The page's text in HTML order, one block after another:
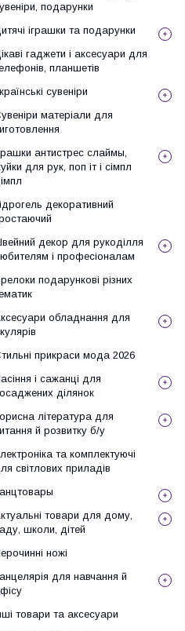
подарунки
іграшки та подарунки
гаджети і аксесуари для
планшетів
сувеніри
матеріали для
антистрес слаймы,
для рук, поп іт і сімпл
декоративний
декор для рукоділля
і професіоналам
подарункові різних
обладнання для
прикраси мода 2026
і сажанці для
ділянок
література для
й розвитку б/у
та комплектуючі
світлових приладів
товари для дому,
школи, дітей
ножі
для навчання й
товари та аксесуари